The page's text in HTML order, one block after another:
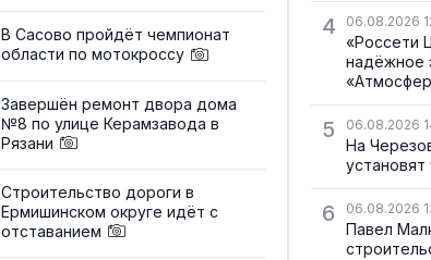
В Сасово пройдёт чемпионат
области по мотокроссу
Завершён ремонт двора дома
№8 по улице Керамзавода в
Рязани
Строительство дороги в
Ермишинском округе идёт с
отставанием
4 06.08.2026
«Россети
надёжное
5 06.08.2026
На
6 06.08.2026
Павел